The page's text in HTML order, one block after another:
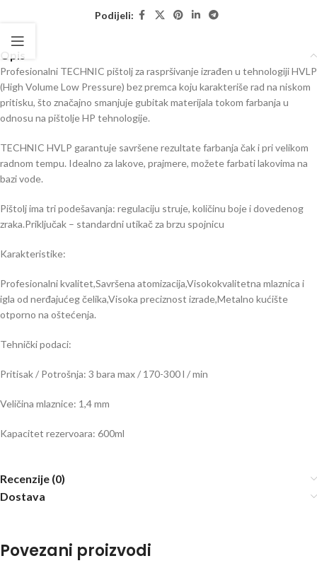
Podijeli:
Profesionalni TECHNIC pištolj za raspršivanje izrađen u tehnologiji HVLP
(High Volume Low Pressure) bez premca koju karakteriše rad na niskom
pritisku, što značajno smanjuje gubitak materijala tokom farbanja u
odnosu na pištolje HP tehnologije.
TECHNIC HVLP garantuje savršene rezultate farbanja čak i pri velikom
radnom tempu. Idealno za lakove, prajmere, možete farbati lakovima na
bazi vode.
Pištolj ima tri podešavanja: regulaciju struje, količinu boje i dovedenog
zraka.Priključak – standardni utikač za brzu spojnicu
Karakteristike:
Profesionalni kvalitet,Savršena atomizacija,Visokokvalitetna mlaznica i
igla od nerđajućeg čelika,Visoka preciznost izrade,Metalno kućište
otporno na oštećenja.
Tehnički podaci:
Pritisak / Potrošnja: 3 bara max / 170-300 l / min
Veličina mlaznice: 1,4 mm
Kapacitet rezervoara: 600ml
Recenzije (0)
Dostava
Povezani proizvodi